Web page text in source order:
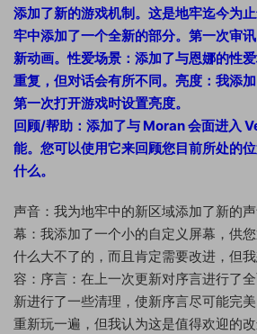
添加了新的游戏机制。这是地牢迄今为
牢中添加了一个全新的部分。第一次审讯
新动画。性爱场景：添加了与恩娜的性
重复，但对话会有所不同。亮度：我添
第一次打开游戏时设置亮度。
回顾/帮助：添加了与 Moran 会面进入
能。您可以使用它来回顾您目前所处的
什么。
声音：我为地牢中的新区域添加了新的
幕：我添加了一个小的自定义屏幕，供
什么大不了的，而且肯定需要改进，但
容：序言：在上一次更新对序言进行了
新进行了一些清理，使新序言尽可能完
重新玩一遍，但我认为这是值得欢迎的改